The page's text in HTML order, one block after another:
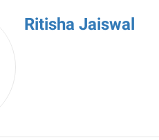
Ritisha Jaiswal